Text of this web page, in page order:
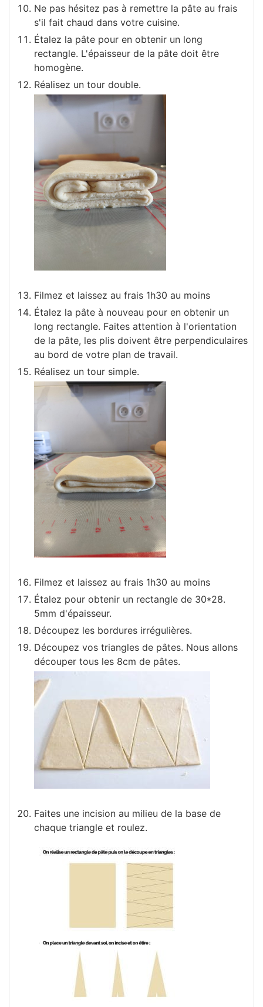
Ne pas hésitez pas à remettre la pâte au frais
s'il fait chaud dans votre cuisine.
Étalez la pâte pour en obtenir un long
rectangle. L'épaisseur de la pâte doit être
homogène.
Réalisez un tour double.
Filmez et laissez au frais 1h30 au moins
Étalez la pâte à nouveau pour en obtenir un
long rectangle. Faites attention à l'orientation
de la pâte, les plis doivent être perpendiculaires
au bord de votre plan de travail.
Réalisez un tour simple.
Filmez et laissez au frais 1h30 au moins
Étalez pour obtenir un rectangle de 30*28.
5mm d'épaisseur.
Découpez les bordures irrégulières.
Découpez vos triangles de pâtes. Nous allons
découper tous les 8cm de pâtes.
Faites une incision au milieu de la base de
chaque triangle et roulez.